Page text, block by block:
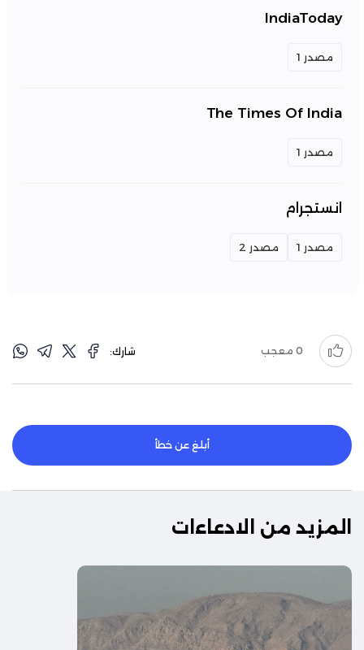
IndiaToday
مصدر 1
The Times Of India
مصدر 1
انستجرام
مصدر 1 مصدر 2
0 معجب شارك:
أبلغ عن خطأ
المزيد من الادعاءات